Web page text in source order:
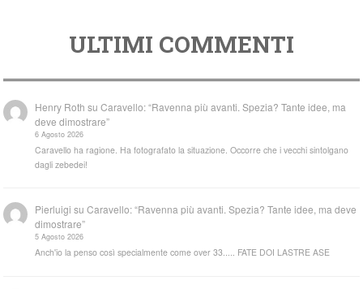
ULTIMI COMMENTI
Henry Roth suCaravello: “Ravenna più avanti. Spezia? Tante idee, ma
deve dimostrare”
6 Agosto 2026
Caravello ha ragione. Ha fotografato la situazione. Occorre che i vecchi sintolgano
dagli zebedei!
Pierluigi suCaravello: “Ravenna più avanti. Spezia? Tante idee, ma deve
dimostrare”
5 Agosto 2026
Anch'io la penso così specialmente come over 33..... FATE DOI LASTRE ASE